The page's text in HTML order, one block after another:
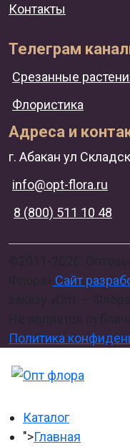
Контакты
Телеграм
Срезанные
Флористика
Адреса и
г. Абакан ул
info@opt-flora.ru
8 (800) 511 10 48
Сайт
Политика
Каталог
">Главная